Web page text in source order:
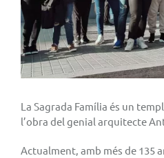
La Sagrada Família és un
l’obra del genial arquitecte
Actualment, amb més de 135